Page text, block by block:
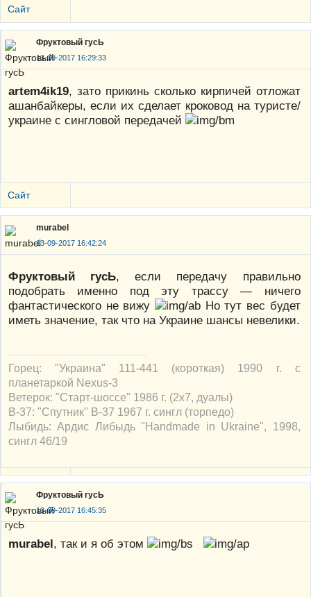
Сайт
Фруктовый гусЬ
13-09-2017 16:29:33
artem4ik19, зато прикинь сколько кирпичей отложат
ашанбайкеры, если их сделает кроковод на туристе/
украине с сингловой передачей
Сайт
murabel
13-09-2017 16:42:24
Фруктовый гусЬ, если передачу правильно
подобрать именно под эту трассу — ничего
фантастического не вижу
Но тут вес будет
иметь значение, так что на Украине шансы невелики.
Горец: "Украина" 111-441 (короткая) 1990 г. с
планетаркой Nexus-3
Ветерок: "Старт-шоссе" 1986 г. (2х7, дуалы)
В-37: "Спутник" В-37 1967 г. сингл (торпедо)
Лыбидь: Ардис Либыдь "Handmade in Ukraine", 1998,
сингл 46/19
Фруктовый гусЬ
13-09-2017 16:45:35
murabel, так и я об этом